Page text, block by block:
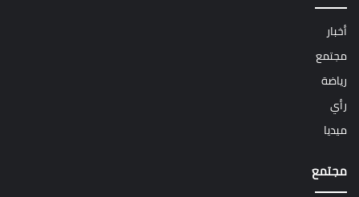
أخبار
مجتمع
رياضة
رأي
ميديا
مجتمع